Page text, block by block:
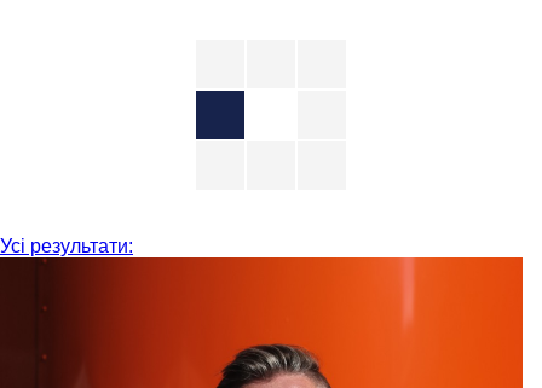
Усі результати: